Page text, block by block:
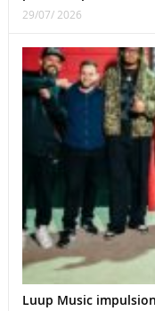
29/07/ 2026
Luup Music